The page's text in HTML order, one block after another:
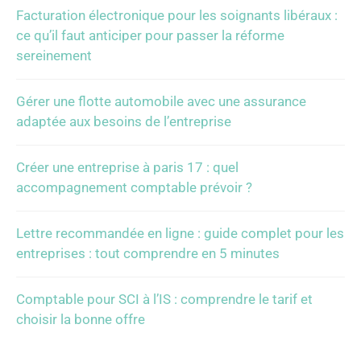
Facturation électronique pour les soignants libéraux :
ce qu’il faut anticiper pour passer la réforme
sereinement
Gérer une flotte automobile avec une assurance
adaptée aux besoins de l’entreprise
Créer une entreprise à paris 17 : quel
accompagnement comptable prévoir ?
Lettre recommandée en ligne : guide complet pour les
entreprises : tout comprendre en 5 minutes
Comptable pour SCI à l’IS : comprendre le tarif et
choisir la bonne offre